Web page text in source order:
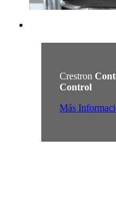
Crestron
Control
Más